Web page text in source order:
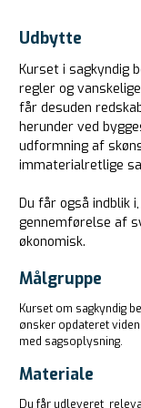
Udbytte
Kurset i sagkyndig
regler og
får desuden
herunder ved
udformning af
immaterialretlige
Du får også indblik
gennemførelse af
økonomisk.
Målgruppe
Kurset om sagkyndig
ønsker opdateret
med sagsoplysning.
Materiale
Du får udleveret